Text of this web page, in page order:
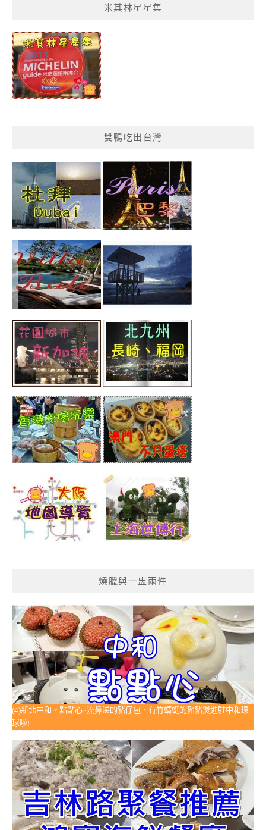
類
米其林星星集
雙鴨吃出台灣
燒臘與一盅兩件
(4)新北中和。點點心~流鼻涕的豬仔包、有竹蜻蜓的豬豬煲進駐中和環
球啦!